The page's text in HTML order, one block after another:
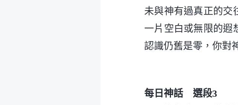
未與神有過真正的交
一片空白或無限的遐
認識仍舊是零，你對
每日神話 選段3